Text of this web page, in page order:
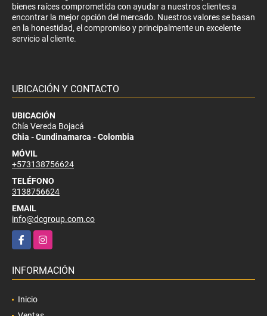
bienes raíces comprometida con ayudar a nuestros clientes a
encontrar la mejor opción del mercado. Nuestros valores se basan
en la honestidad, el compromiso y principalmente un excelente
servicio al cliente.
UBICACIÓN Y CONTACTO
UBICACIÓN
Chía Vereda Bojacá
Chia - Cundinamarca - Colombia
MÓVIL
+573138756624
TELÉFONO
3138756624
EMAIL
info@dcgroup.com.co
FacebookInstagram
INFORMACIÓN
Inicio